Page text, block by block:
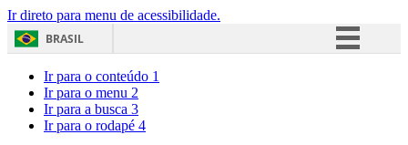
Ir direto para menu de acessibilidade.
BRASIL
Ir para o conteúdo 1
Ir para o menu 2
Ir para a busca 3
Ir para o rodapé 4